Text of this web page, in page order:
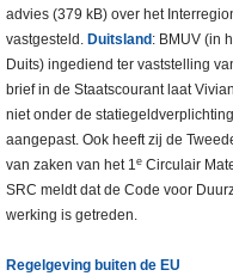
advies (379 kB) over het
vastgesteld. Duitsland : BMUV (in
Duits) ingediend ter vaststelling
brief in de Staatscourant laat
niet onder de
aangepast. Ook heeft zij de
van zaken van het 1e Circulair
SRC meldt dat de Code voor
werking is getreden.
Regelgeving buiten de EU